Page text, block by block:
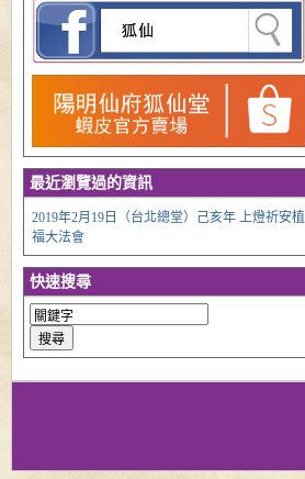
最近瀏覽過的資訊
2019年2月19日（台北總堂）己亥年 上燈祈安植
福大法會
快速搜尋